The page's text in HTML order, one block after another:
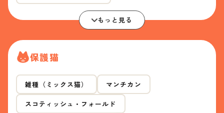
もっと見る
保護猫
雑種（ミックス猫） マンチカン
スコティッシュ・フォールド